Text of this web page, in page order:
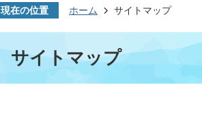
現在の位置 ホーム サイトマップ
サイトマップ